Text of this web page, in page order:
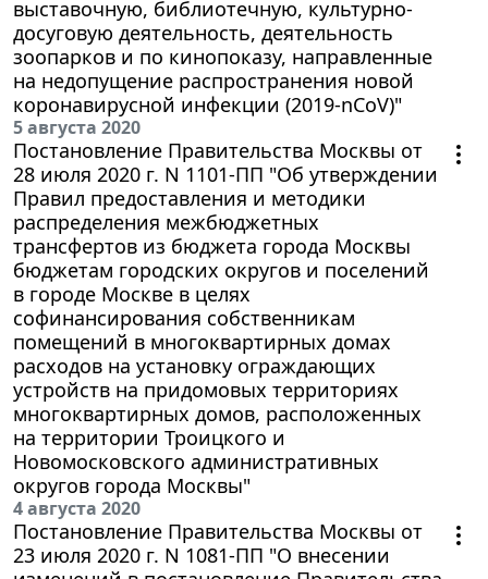
выставочную, библиотечную, культурно-
досуговую деятельность, деятельность
зоопарков и по кинопоказу, направленные
на недопущение распространения новой
коронавирусной инфекции (2019-nCoV)"
5 августа 2020
Постановление Правительства Москвы от
28 июля 2020 г. N 1101-ПП "Об утверждении
Правил предоставления и методики
распределения межбюджетных
трансфертов из бюджета города Москвы
бюджетам городских округов и поселений
в городе Москве в целях
софинансирования собственникам
помещений в многоквартирных домах
расходов на установку ограждающих
устройств на придомовых территориях
многоквартирных домов, расположенных
на территории Троицкого и
Новомосковского административных
округов города Москвы"
4 августа 2020
Постановление Правительства Москвы от
23 июля 2020 г. N 1081-ПП "О внесении